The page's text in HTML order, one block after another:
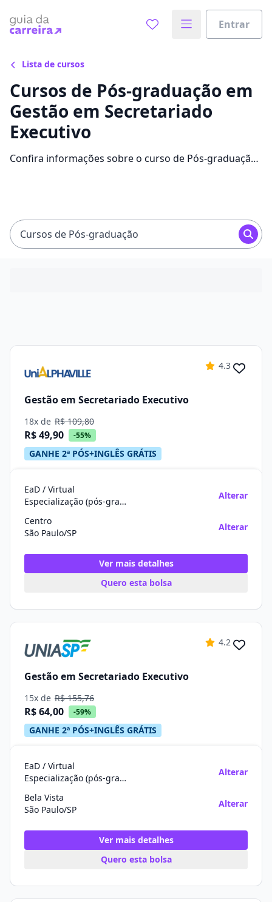
Entrar
Lista de cursos
Cursos de Pós-graduação em
Gestão em Secretariado
Executivo
Confira informações sobre o curso de Pós-graduação
Cursos de Pós-graduação
4.3
Gestão em Secretariado Executivo
18x de R$ 109,80
R$ 49,90 -55%
GANHE 2ª PÓS+INGLÊS GRÁTIS
EaD / Virtual
Especialização (pós-graduação)
Alterar
Centro
São Paulo/SP
Alterar
Ver mais detalhes
Quero esta bolsa
4.2
Gestão em Secretariado Executivo
15x de R$ 155,76
R$ 64,00 -59%
GANHE 2ª PÓS+INGLÊS GRÁTIS
EaD / Virtual
Especialização (pós-graduação)
Alterar
Bela Vista
São Paulo/SP
Alterar
Ver mais detalhes
Quero esta bolsa